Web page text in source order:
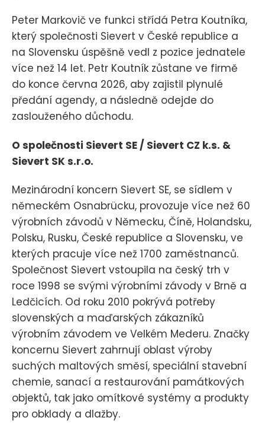
Peter Markovič ve funkci střídá Petra Koutníka,
který společnosti Sievert v České republice a
na Slovensku úspěšně vedl z pozice jednatele
více než 14 let. Petr Koutník zůstane ve firmě
do konce června 2026, aby zajistil plynulé
předání agendy, a následně odejde do
zaslouženého důchodu.
O společnosti Sievert SE / Sievert CZ k.s. &
Sievert SK s.r.o.
Mezinárodní koncern Sievert SE, se sídlem v
německém Osnabrücku, provozuje více než 60
výrobních závodů v Německu, Číně, Holandsku,
Polsku, Rusku, České republice a Slovensku, ve
kterých pracuje více než 1700 zaměstnanců.
Společnost Sievert vstoupila na český trh v
roce 1998 se svými výrobními závody v Brně a
Ledčicích. Od roku 2010 pokrývá potřeby
slovenských a maďarských zákazníků
výrobním závodem ve Velkém Mederu. Značky
koncernu Sievert zahrnují oblast výroby
suchých maltových směsí, speciální stavební
chemie, sanací a restaurování památkových
objektů, tak jako omítkové systémy a produkty
pro obklady a dlažby.